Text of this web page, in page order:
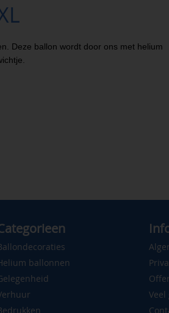
Deze ballon wordt door ons met helium
ballonnen
Veel